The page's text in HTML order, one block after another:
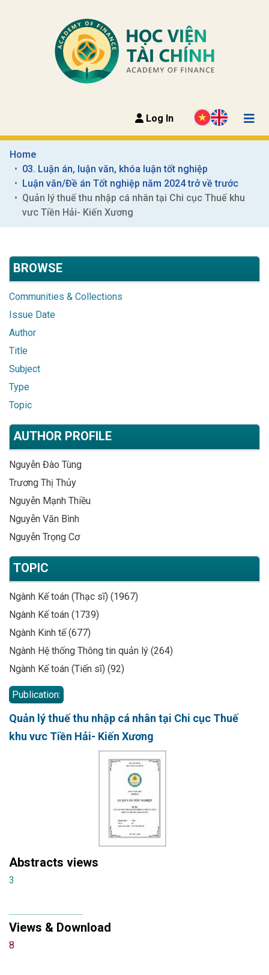
Log In
Home
03. Luận án, luận văn, khóa luận tốt nghiệp
Luận văn/Đề án Tốt nghiệp năm 2024 trở về trước
Quản lý thuế thu nhập cá nhân tại Chi cục Thuế khu
vưc Tiền Hải- Kiến Xương
BROWSE
Communities & Collections
Issue Date
Author
Title
Subject
Type
Topic
AUTHOR PROFILE
Nguyễn Đào Tùng
Trương Thị Thủy
Nguyễn Mạnh Thiều
Nguyễn Văn Bình
Nguyễn Trọng Cơ
TOPIC
Ngành Kế toán (Thạc sĩ) (1967)
Ngành Kế toán (1739)
Ngành Kinh tế (677)
Ngành Hệ thống Thông tin quản lý (264)
Ngành Kế toán (Tiến sĩ) (92)
Publication:
Quản lý thuế thu nhập cá nhân tại Chi cục Thuế
khu vưc Tiền Hải- Kiến Xương
Abstracts views
3
Views & Download
8